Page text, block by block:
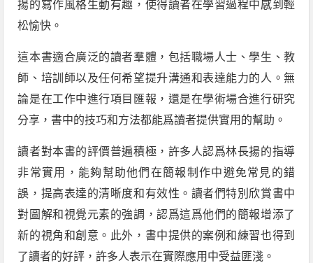
揚的寫作風格生動有趣，使得讀者在學習過程中感到輕
松愉快。
這本書適合廣泛的讀者羣體，包括職場人士、學生、教
師、培訓師以及任何希望提升溝通和表達能力的人。無
論是在工作中進行項目匯報，還是在學術場合進行研究
分享，書中的技巧和方法都能爲讀者提供實用的幫助。
讀者對本書的評價普遍積極，許多人認爲林長揚的指導
非常實用，能夠幫助他們在簡報制作中避免常見的錯
誤，提高表達的清晰度和有效性。讀者們特別欣賞書中
對圖解和視覺元素的強調，認爲這爲他們的簡報增添了
新的視角和創意。此外，書中提供的案例和練習也得到
了讀者的好評，許多人表示在實際應用中受益匪淺。